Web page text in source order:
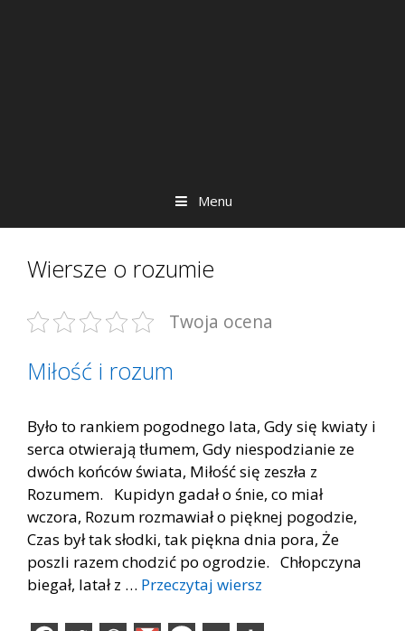
Menu
Wiersze o rozumie
Twoja ocena
Miłość i rozum
Było to rankiem pogodnego lata, Gdy się kwiaty i
serca otwierają tłumem, Gdy niespodzianie ze
dwóch końców świata, Miłość się zeszła z
Rozumem. Kupidyn gadał o śnie, co miał
wczora, Rozum rozmawiał o pięknej pogodzie,
Czas był tak słodki, tak piękna dnia pora, Że
poszli razem chodzić po ogrodzie. Chłopczyna
biegał, latał z … Przeczytaj wiersz